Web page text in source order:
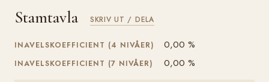
Stamtavla SKRIV UT / DELA
INAVELSKOEFFICIENT (4 NIVÅER) 0,00 %
INAVELSKOEFFICIENT (7 NIVÅER) 0,00 %